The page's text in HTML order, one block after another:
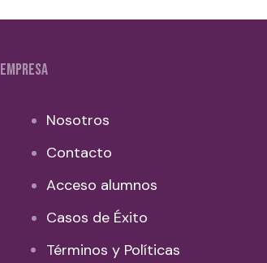
EMPRESA
Nosotros
Contacto
Acceso alumnos
Casos de Éxito
Términos y Políticas